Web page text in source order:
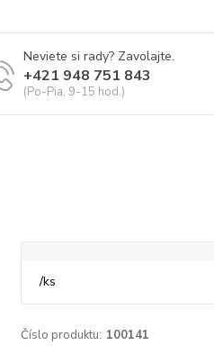
Neviete si rady? Zavolajte.
+421 948 751 843
(Po-Pia, 9-15 hod.)
/ks
Číslo produktu: 100141